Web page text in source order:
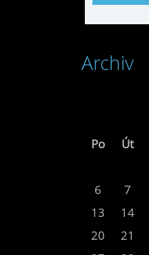
Archiv
Po
Út
6
7
13
14
20
21